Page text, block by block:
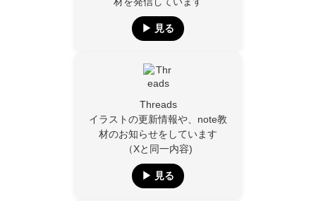
▶︎ 見る
Threads
イラストの更新情報や、note教
材のお知らせをしています
（Xと同一内容)
▶︎ 見る